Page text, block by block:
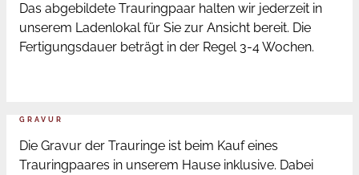
Das abgebildete Trauringpaar halten wir jederzeit in
unserem Ladenlokal für Sie zur Ansicht bereit. Die
Fertigungsdauer beträgt in der Regel 3-4 Wochen.
GRAVUR
Die Gravur der Trauringe ist beim Kauf eines
Trauringpaares in unserem Hause inklusive. Dabei